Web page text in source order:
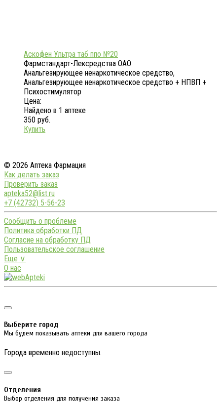
Аскофен Ультра таб ппо №20
Фармстандарт-Лексредства ОАО
Анальгезирующее ненаркотическое средство,
Анальгезирующее ненаркотическое средство + НПВП +
Психостимулятор
Цена:
Найдено в 1 аптеке
350 руб.
Купить
© 2026 Аптека Фармация
Как делать заказ
Проверить заказ
apteka52@list.ru
+7 (42732) 5-56-23
Сообщить о проблеме
Политика обработки ПД
Согласие на обработку ПД
Пользовательское соглашение
Еще ∨
О нас
Выберите город
Мы будем показывать аптеки для вашего города
Города временно недоступны.
Отделения
Выбор отделения для получения заказа